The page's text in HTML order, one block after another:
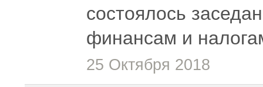
состоялось
финансам и
25 Октября 2018